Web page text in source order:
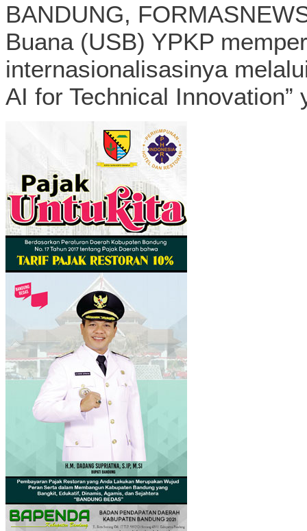
BANDUNG,
Buana (USB) YPKP
internasionalisasinya
AI for Technical